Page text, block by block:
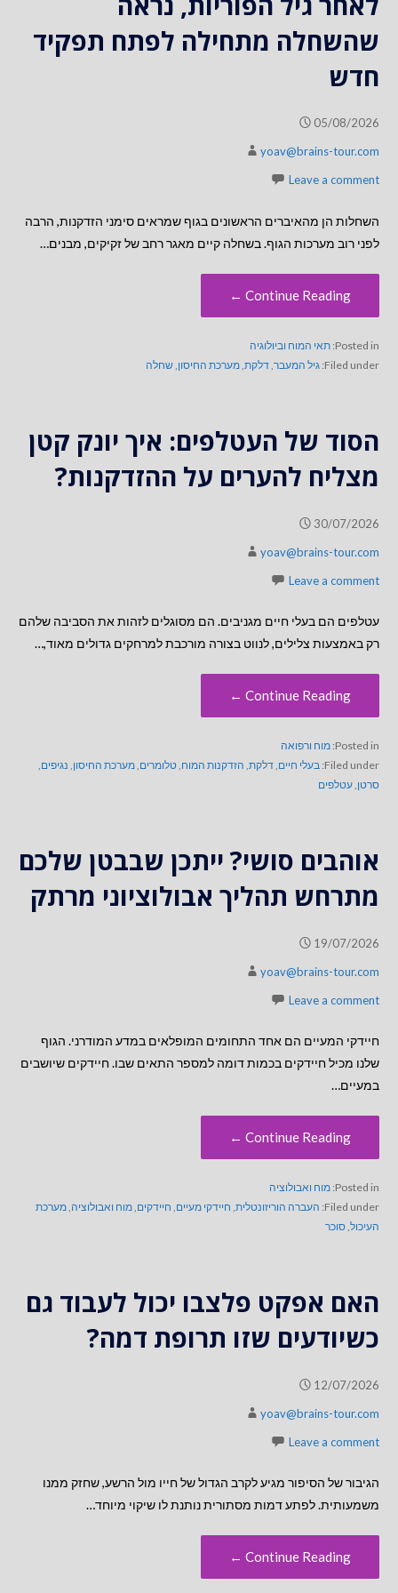
שהשחלה מתחילה לפתח תפקיד
חדש
05/08/2026
yoav@brains-tour.com
Leave a comment
השחלות הן מהאיברים הראשונים בגוף שמראים סימני הזדקנות, הרבה
לפני רוב מערכות הגוף. בשחלה קיים מאגר רחב של זקיקים, מבנים…
Continue Reading ←
Posted in: תאי המוח וביולוגיה
Filed under: גיל המעבר,דלקת,מערכת החיסון,שחלה
הסוד של העטלפים: איך יונק קטן
מצליח להערים על ההזדקנות?
30/07/2026
yoav@brains-tour.com
Leave a comment
עטלפים הם בעלי חיים מגניבים. הם מסוגלים לזהות את הסביבה שלהם
רק באמצעות צלילים, לנווט בצורה מורכבת למרחקים גדולים מאוד,…
Continue Reading ←
Posted in: מוח ורפואה
Filed under: בעלי חיים,דלקת, הזדקנות המוח,טלומרים,מערכת החיסון, נגיפים,
סרטן,עטלפים
אוהבים סושי? ייתכן שבבטן שלכם
מתרחש תהליך אבולוציוני מרתק
19/07/2026
yoav@brains-tour.com
Leave a comment
חיידקי המעיים הם אחד התחומים המופלאים במדע המודרני. הגוף
שלנו מכיל חיידקים בכמות דומה למספר התאים שבו. חיידקים שיושבים
במעיים…
Continue Reading ←
Posted in: מוח ואבולוציה
Filed under: העברה הוריזונטלית, חיידקי מעיים, חיידקים,מוח ואבולוציה,מערכת
העיכול,סוכר
האם אפקט פלצבו יכול לעבוד גם
כשיודעים שזו תרופת דמה?
12/07/2026
yoav@brains-tour.com
Leave a comment
הגיבור של הסיפור מגיע לקרב הגדול של חייו מול הרשע, שחזק ממנו
משמעותית. לפתע דמות מסתורית נותנת לו שיקוי מיוחד…
Continue Reading ←